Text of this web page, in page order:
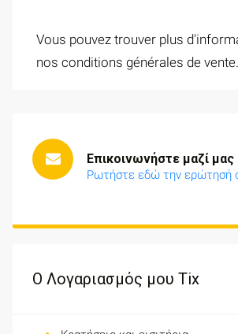
Vous pouvez trouver plus
nos conditions générales de vente.
Επικοινωνήστε μαζί μας
Ρωτήστε εδώ την ερώτησή
Ο Λογαριασμός μου Tix